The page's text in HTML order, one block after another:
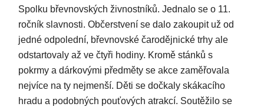
Spolku břevnovských živnostníků. Jednalo se o 11.
ročník slavnosti. Občerstvení se dalo zakoupit už od
jedné odpolední, břevnovské čarodějnické trhy ale
odstartovaly až ve čtyři hodiny. Kromě stánků s
pokrmy a dárkovými předměty se akce zaměřovala
nejvíce na ty nejmenší. Děti se dočkaly skákacího
hradu a podobných pouťových atrakcí. Soutěžilo se